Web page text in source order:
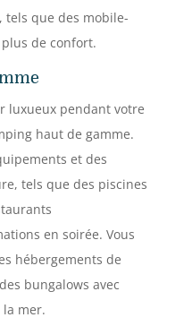
tels que des mobile-
de confort.
luxueux pendant votre
haut de gamme.
et des
tels que des piscines
en soirée. Vous
hébergements de
bungalows avec
mer.